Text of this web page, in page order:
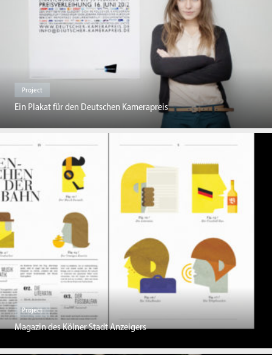
Project
Ein Plakat für den Deutschen Kamerapreis
Project
Magazin des Kölner Stadt Anzeigers